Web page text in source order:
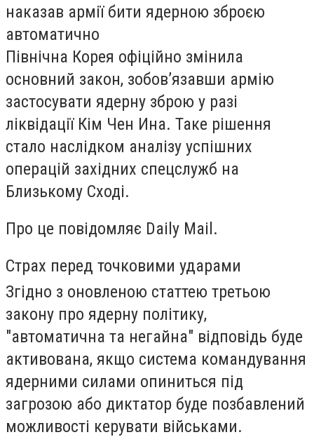
наказав армії бити ядерною зброєю
автоматично
Північна Корея офіційно змінила
основний закон, зобов’язавши армію
застосувати ядерну зброю у разі
ліквідації Кім Чен Ина. Таке рішення
стало наслідком аналізу успішних
операцій західних спецслужб на
Близькому Сході.
Про це повідомляє Daily Mail.
Страх перед точковими ударами
Згідно з оновленою статтею третьою
закону про ядерну політику,
"автоматична та негайна" відповідь буде
активована, якщо система командування
ядерними силами опиниться під
загрозою або диктатор буде позбавлений
можливості керувати військами.